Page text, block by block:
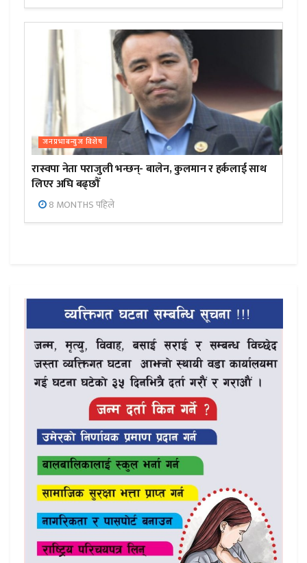
जनप्रभाबन्युज विशेष
रास्वपा नेता पराजुली भन्छन्- बालेन, कुलमान र हर्कलाई साथ
लिएर अघि बढ्छौँ
8 MONTHS पहिले